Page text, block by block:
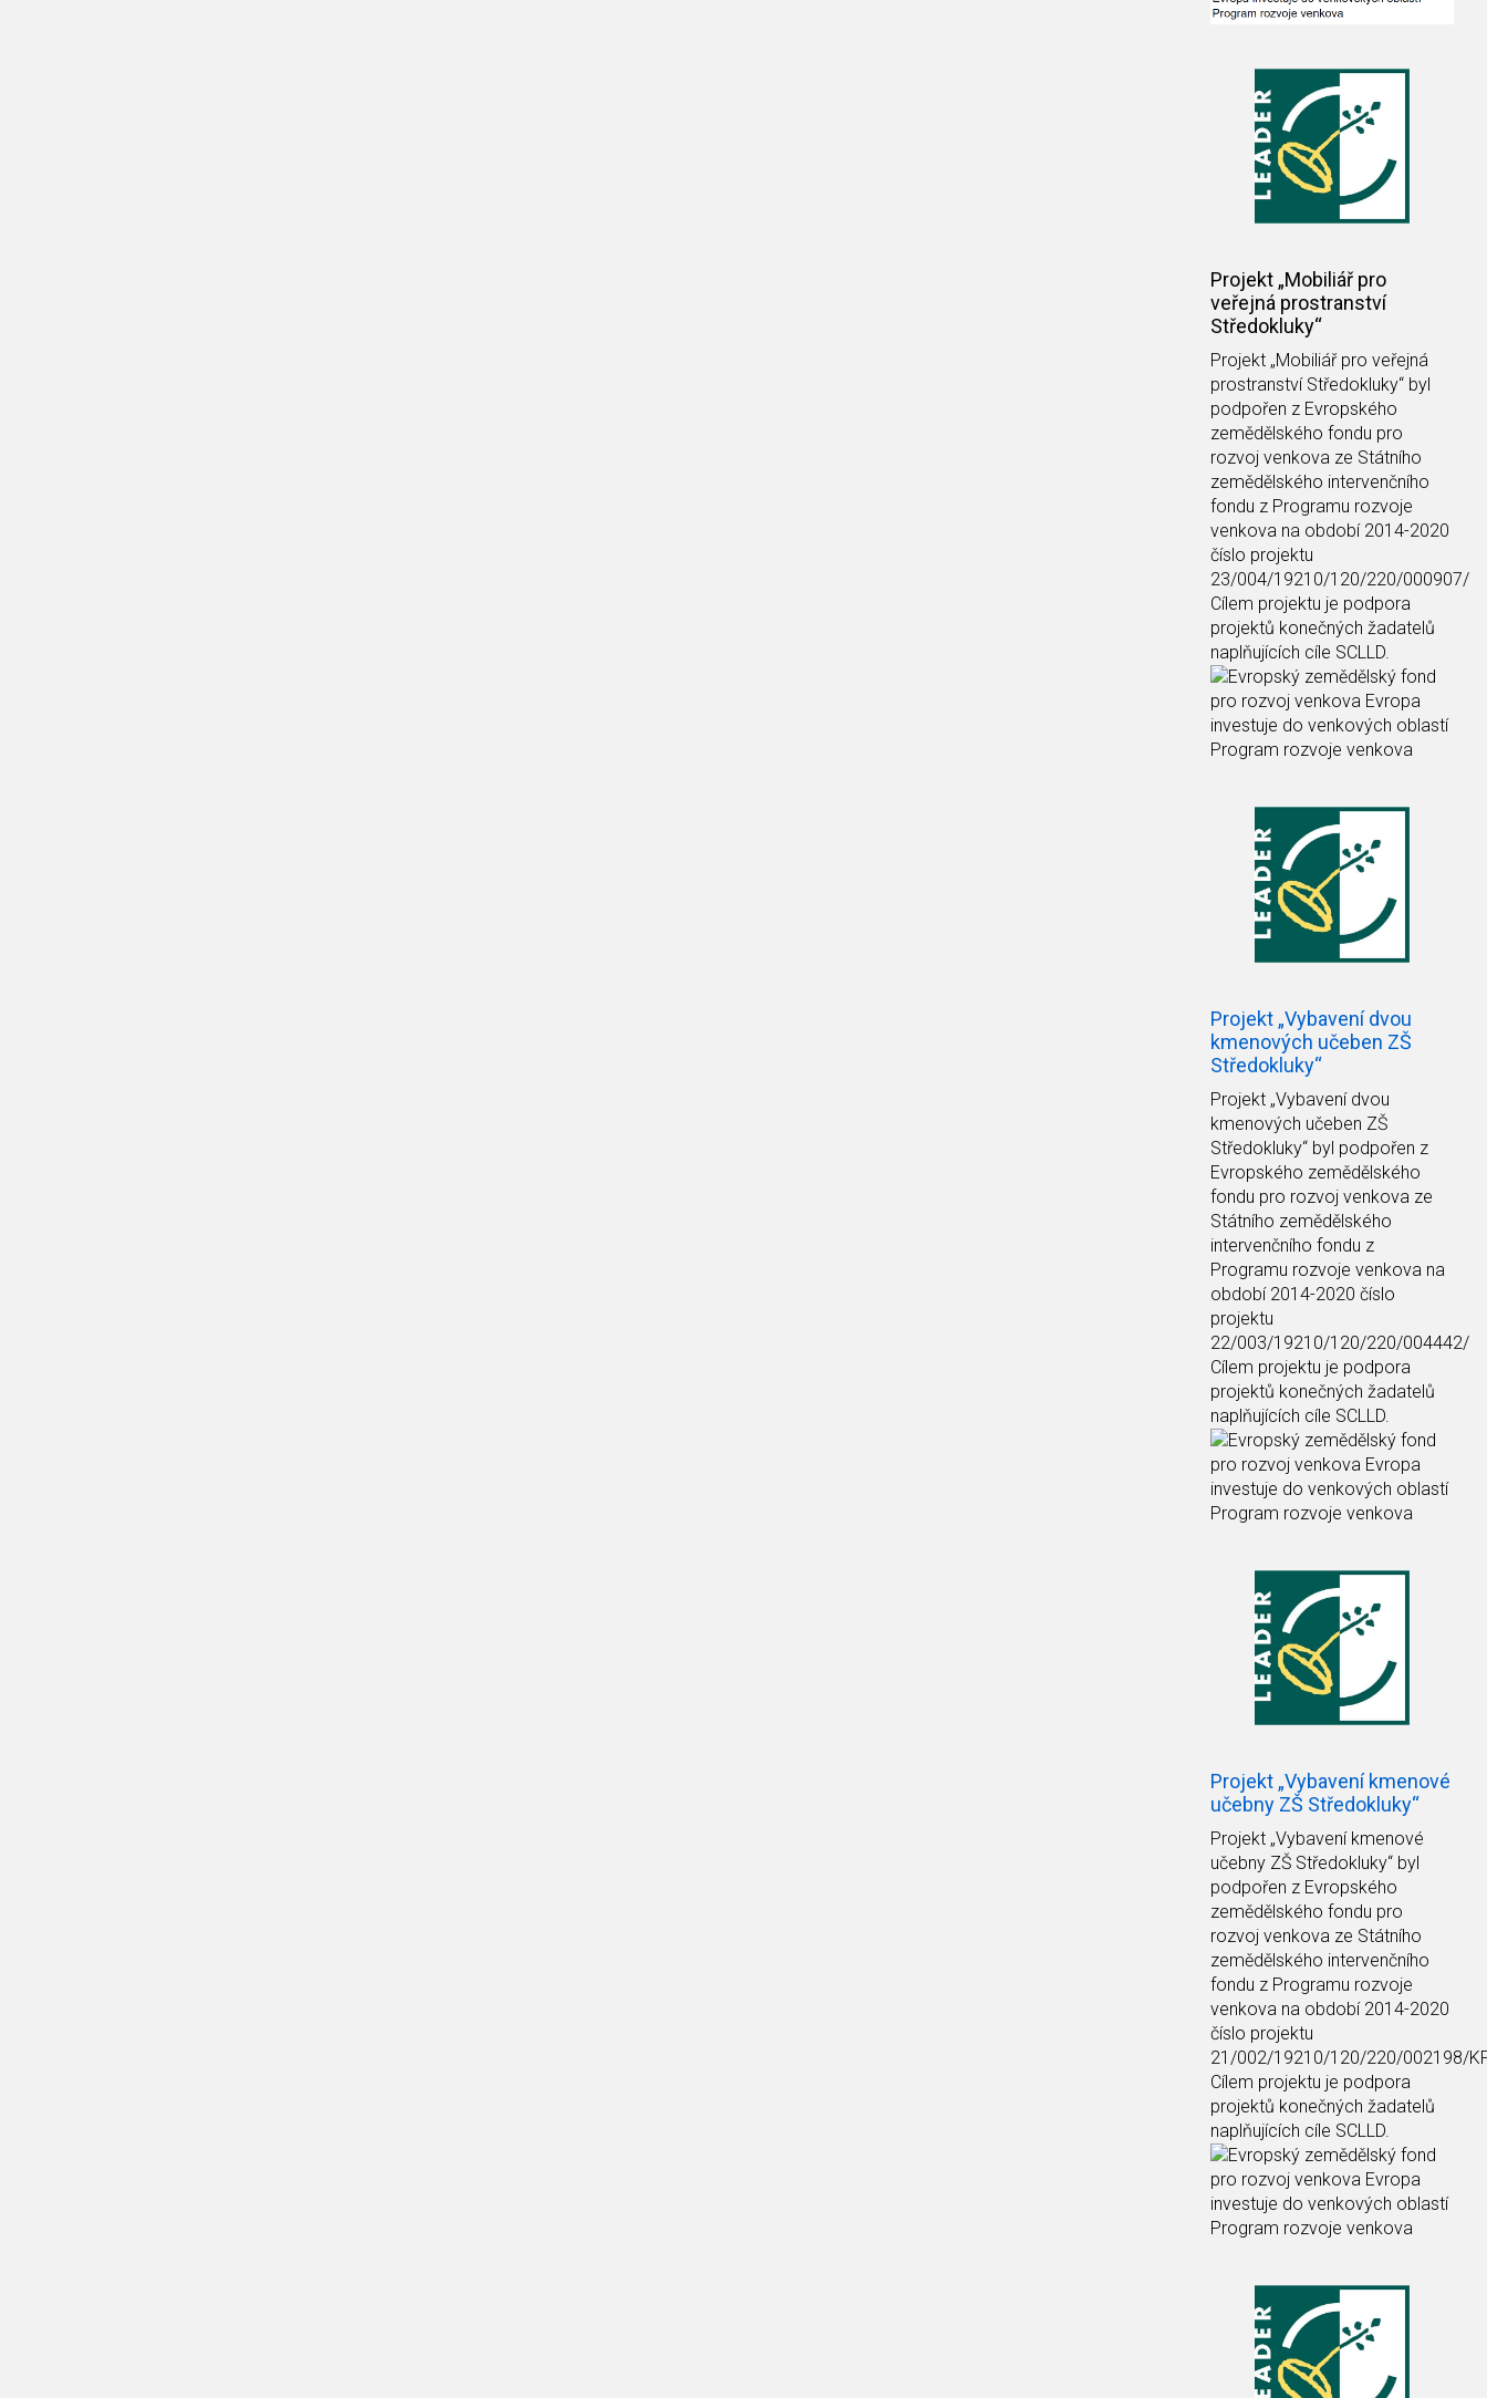
Projekt „Mobiliář pro
veřejná prostranství
Středokluky“
Projekt „Mobiliář pro veřejná
prostranství Středokluky“ byl
podpořen z Evropského
zemědělského fondu pro
rozvoj venkova ze Státního
zemědělského intervenčního
fondu z Programu rozvoje
venkova na období 2014-2020
číslo projektu
23/004/19210/120/220/000907/
Cílem projektu je podpora
projektů konečných žadatelů
naplňujících cíle SCLLD.
Projekt „Vybavení dvou
kmenových učeben ZŠ
Středokluky“
Projekt „Vybavení dvou
kmenových učeben ZŠ
Středokluky“ byl podpořen z
Evropského zemědělského
fondu pro rozvoj venkova ze
Státního zemědělského
intervenčního fondu z
Programu rozvoje venkova na
období 2014-2020 číslo
projektu
22/003/19210/120/220/004442/
Cílem projektu je podpora
projektů konečných žadatelů
naplňujících cíle SCLLD.
Projekt „Vybavení kmenové
učebny ZŠ Středokluky“
Projekt „Vybavení kmenové
učebny ZŠ Středokluky“ byl
podpořen z Evropského
zemědělského fondu pro
rozvoj venkova ze Státního
zemědělského intervenčního
fondu z Programu rozvoje
venkova na období 2014-2020
číslo projektu
21/002/19210/120/220/002198/
Cílem projektu je podpora
projektů konečných žadatelů
naplňujících cíle SCLLD.